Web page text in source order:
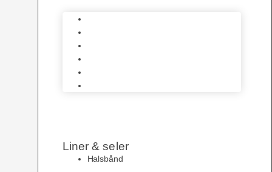
Liner & seler
Halsbånd